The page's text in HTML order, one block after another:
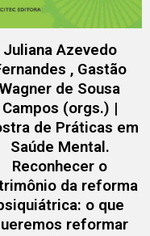
Juliana Azevedo
, Gastão
Wagner de Sousa
Campos (orgs.) |
de Práticas em
Saúde Mental.
Reconhecer o
da reforma
o que
reformar